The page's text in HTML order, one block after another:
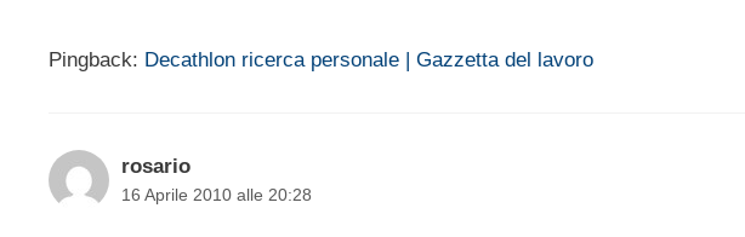
Pingback: Decathlon ricerca personale | Gazzetta del lavoro
rosario
16 Aprile 2010 alle 20:28